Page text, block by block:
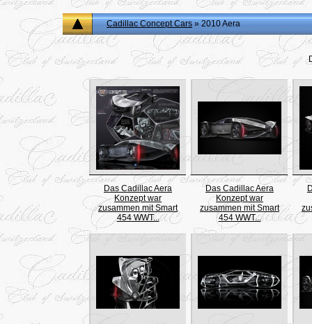
Cadillac Concept Cars» 2010 Aera
Das Cadillac Aera
Konzept war
zusammen mit Smart
454 WWT...
Das Cadillac Aera
Konzept war
zusammen mit Smart
454 WWT...